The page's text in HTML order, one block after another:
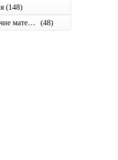
(148)
Цемент, сыпучие материалы
(48)